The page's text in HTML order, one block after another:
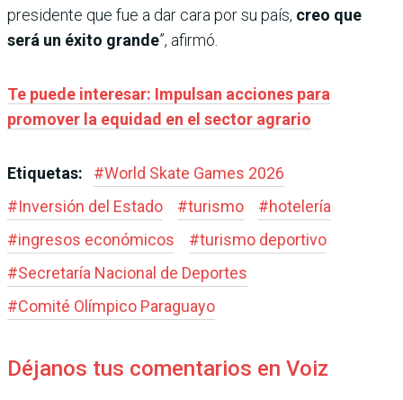
presidente que fue a dar cara por su país, creo que
será un éxito grande”, afirmó.
Te puede interesar: Impulsan acciones para
promover la equidad en el sector agrario
Etiquetas: #World Skate Games 2026
#Inversión del Estado #turismo #hotelería
#ingresos económicos #turismo deportivo
#Secretaría Nacional de Deportes
#Comité Olímpico Paraguayo
Déjanos tus comentarios en Voiz